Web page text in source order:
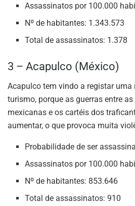
Assassinatos por 100.000
Nº de habitantes: 1.343.573
Total de assassinatos: 1.378
3 – Acapulco (México)
Acapulco tem vindo a registar
turismo, porque as guerras entre
mexicanas e os cartéis dos
aumentar, o que provoca muita
Probabilidade de ser
Assassinatos por 100.000
Nº de habitantes: 853.646
Total de assassinatos: 910